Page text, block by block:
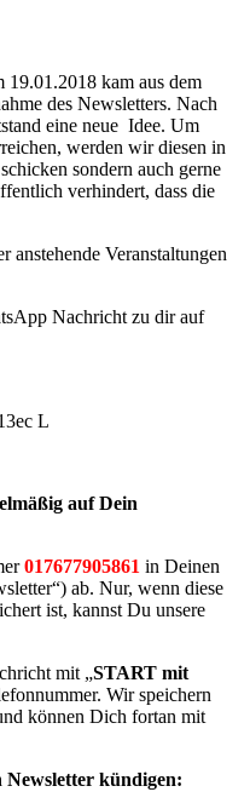
19.01.2018 kam aus dem
des Newsletters. Nach
eine neue Idee. Um
werden wir diesen in
sondern auch gerne
verhindert, dass die
Veranstaltungen
Nachricht zu dir auf
auf Dein
017677905861 in Deinen
ab. Nur, wenn diese
ist, kannst Du unsere
mit „START mit
Wir speichern
können Dich fortan mit
Newsletter kündigen: